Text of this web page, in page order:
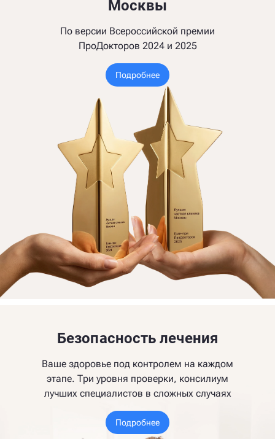
Москвы
По версии Всероссийской премии
ПроДокторов 2024 и 2025
Подробнее
Безопасность лечения
Ваше здоровье под контролем на каждом
этапе. Три уровня проверки, консилиум
лучших специалистов в сложных случаях
Подробнее